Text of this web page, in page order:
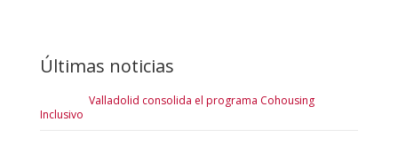
Últimas noticias
Valladolid consolida el programa Cohousing
Inclusivo